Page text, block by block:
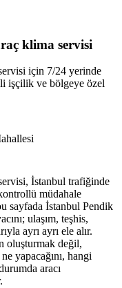
klima servisi
için 7/24 yerinde
işçilik ve bölgeye özel
İstanbul trafiğinde
müdahale
sayfada İstanbul Pendik
ulaşım, teşhis,
ayrı ayrı ele alır.
oluşturmak değil,
yapacağını, hangi
aracı